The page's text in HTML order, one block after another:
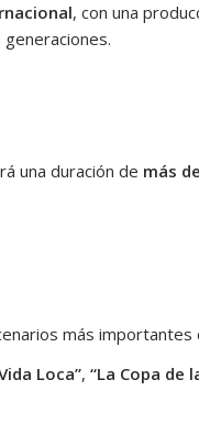
, con una
una duración de más
más importantes
Loca”, “La Copa de